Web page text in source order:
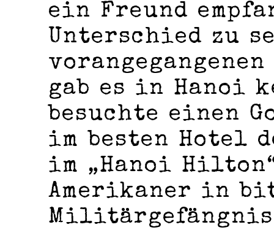
ein Freund
Unterschied zu
gab es in Hanoi
besuchte einen
im besten Hotel
im „Hanoi
Amerikaner in